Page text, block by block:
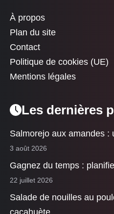
À propos
Plan du site
Contact
Politique de cookies (UE)
Mentions légales
Les dernières
Salmorejo aux amandes :
3 août 2026
Gagnez du temps :
22 juillet 2026
Salade de nouilles au
cacahuète